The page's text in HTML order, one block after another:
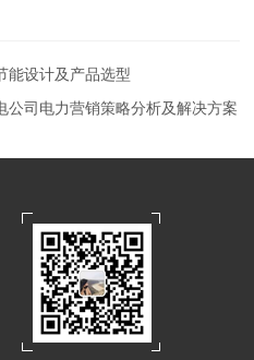
能设计及产品选型
公司电力营销策略分析及解决方案